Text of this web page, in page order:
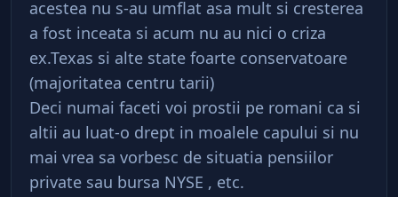
acestea nu s-au umflat asa mult si cresterea
a fost inceata si acum nu au nici o criza
ex.Texas si alte state foarte conservatoare
(majoritatea centru tarii)
Deci numai faceti voi prostii pe romani ca si
altii au luat-o drept in moalele capului si nu
mai vrea sa vorbesc de situatia pensiilor
private sau bursa NYSE , etc.